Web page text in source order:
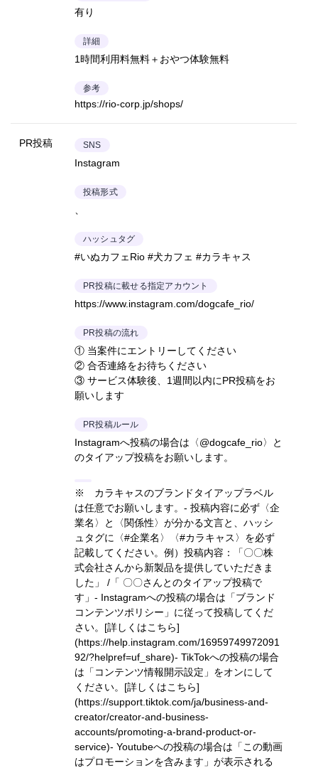
有り
詳細
1時間利用料無料＋おやつ体験無料
参考
https://rio-corp.jp/shops/
PR投稿 SNS
Instagram
投稿形式
ハッシュタグ
#いぬカフェRio #犬カフェ #カラキャス
PR投稿に載せる指定アカウント
https://www.instagram.com/dogcafe_rio/
PR投稿の流れ
① 当案件にエントリーしてください
② 合否連絡をお待ちください
③ サービス体験後、1週間以内にPR投稿をお
願いします
PR投稿ルール
Instagramへ投稿の場合は〈@dogcafe_rio〉と
のタイアップ投稿をお願いします。
※ カラキャスのブランドタイアップラベル
は任意でお願いします。- 投稿内容に必ず〈企
業名〉と〈関係性〉が分かる文言と、ハッシ
ュタグに〈#企業名〉〈#カラキャス〉を必ず
記載してください。 例）投稿内容：「〇〇株
式会社さんから新製品を提供していただきま
した」 /「 〇〇さんとのタイアップ投稿で
す」 - Instagramへの投稿の場合は「ブランド
コンテンツポリシー」に従って投稿してくだ
さい。 [詳しくはこちら]
(https://help.instagram.com/16959749972091
92/?helpref=uf_share)- TikTokへの投稿の場合
は「コンテンツ情報開示設定」をオンにして
ください。 [詳しくはこちら]
(https://support.tiktok.com/ja/business-and-
creator/creator-and-business-
accounts/promoting-a-brand-product-or-
service)- Youtubeへの投稿の場合は「この動画
はプロモーションを含みます」が表示される